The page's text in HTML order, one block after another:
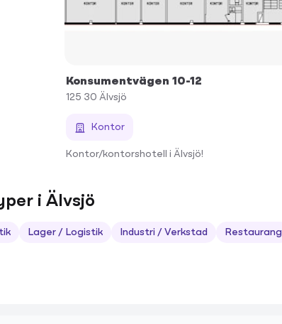
Konsumentvägen 10-12
125 30 Älvsjö
Kontor
Kontor/kontorshotell i Älvsjö!
i Älvsjö
Lager / Logistik Industri / Verkstad Restaurang